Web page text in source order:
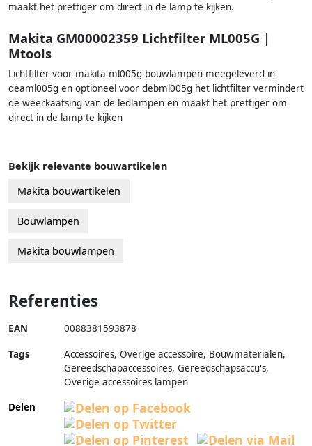
maakt het prettiger om direct in de lamp te kijken.
Makita GM00002359 Lichtfilter ML005G |
Mtools
Lichtfilter voor makita ml005g bouwlampen meegeleverd in
deaml005g en optioneel voor debml005g het lichtfilter vermindert
de weerkaatsing van de ledlampen en maakt het prettiger om
direct in de lamp te kijken
Bekijk relevante bouwartikelen
Makita bouwartikelen
Bouwlampen
Makita bouwlampen
Referenties
EAN 0088381593878
Tags
Accessoires, Overige accessoire, Bouwmaterialen,
Gereedschapaccessoires, Gereedschapsaccu's,
Overige accessoires lampen
Delen